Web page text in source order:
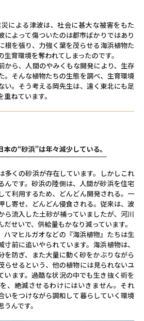
による津波は、社会に甚大な被害をもた
によって傷ついたのは都市ばかりではあり
根を張り、力強く葉を茂らせる海浜植物た
育環境を奪われてしまったのです。
から、人間のやみくもな開発により、生存
。そんな植物たちの生態を調べ、生育環境
い。そう考える岡先生は、遠く東北にも足
ねています。
の“砂浜”は年々減少している。
多くの砂浜が存在しています。しかしこれ
んです。砂浜の陸側は、⼈間が砂浜を住宅
て利⽤するため、どんどん開発される。⼀
し寄せ、どんどん侵⾷される。従来は、波
ら流⼊した⼟砂が補っていましたが、河川
せいで、供給量もかなり減っています。
ハマヒルガオなどの『海浜植物』たちは⽣
寸前に追いやられています。海浜植物は、
を防ぎ、また⼤量に動く砂をかぶりながら
らせるという、他の植物には⾒られないユ
います。過酷な状況の中でも⽣き抜く術を
、絶滅させるわけにはいきません。それ
いをつけながら調和して暮らしていく環境
んです。